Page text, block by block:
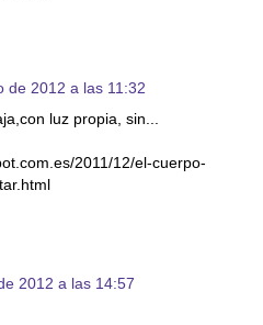
de 2012 a las 11:32
luz propia, sin...
2011/12/el-cuerpo-
2012 a las 14:57